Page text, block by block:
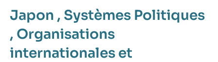
Japon , Systèmes Politiques
, Organisations
internationales et